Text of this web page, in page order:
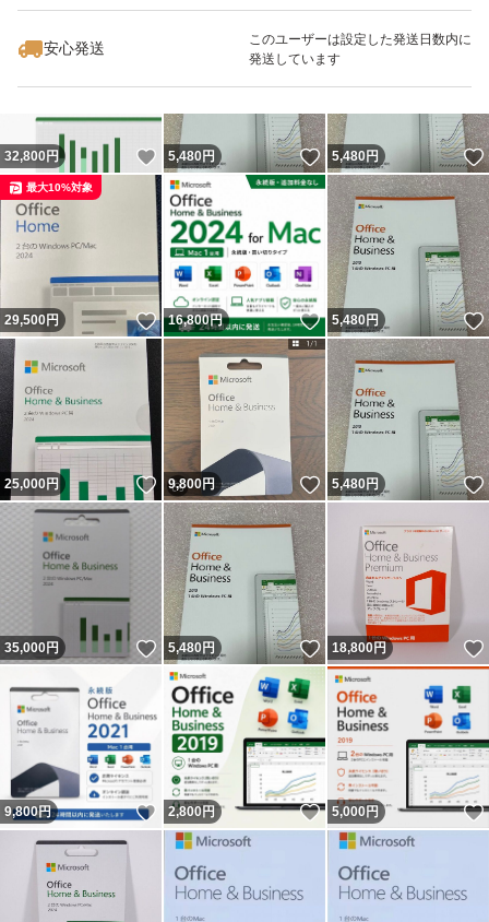
注：商品到着後二日以内にアカウント関連付け実行出来な
い場合の購入はお控え下さい。
過ぎた場合、保証致し兼ねます。ご了承下さい。
安心発送
このユーザーは設定した発送日数内に
発送しています
32,800 円 いいね！
5,480円 いいね！
5,480円
29,500円 いいね！
最大10%対象
16,800円 いいね！
5,480円
25,000円 いいね！
9,800円 いいね！
5,480円
35,000円 いいね！
5,480円 いいね！
18,800円
9,800円 いいね！
2,800円 いいね！
5,000円